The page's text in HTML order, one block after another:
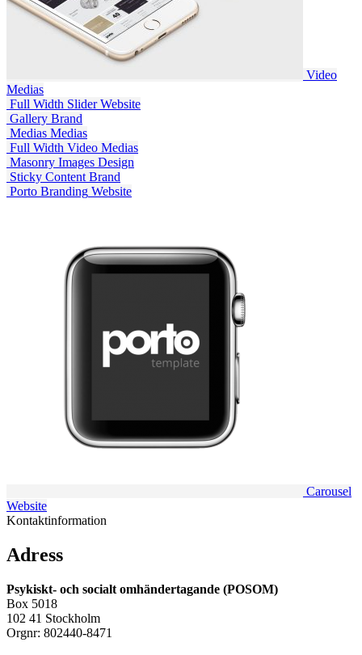
Video
Medias
Full Width Slider Website
Gallery Brand
Medias Medias
Full Width Video Medias
Masonry Images Design
Sticky Content Brand
Porto Branding Website
Carousel
Website
Kontaktinformation
Adress
Psykiskt- och socialt omhändertagande (POSOM)
Box 5018
102 41 Stockholm
Orgnr: 802440-8471